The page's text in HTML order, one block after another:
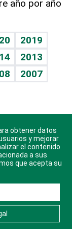
año por año
2019
2013
2007
iOS y
reservados.
Libre
obtener datos
y mejorar
el contenido
a sus
que acepta su